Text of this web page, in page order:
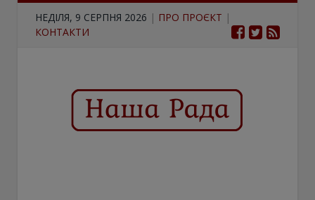
НЕДІЛЯ, 9 СЕРПНЯ 2026 | ПРО ПРОЄКТ |
КОНТАКТИ